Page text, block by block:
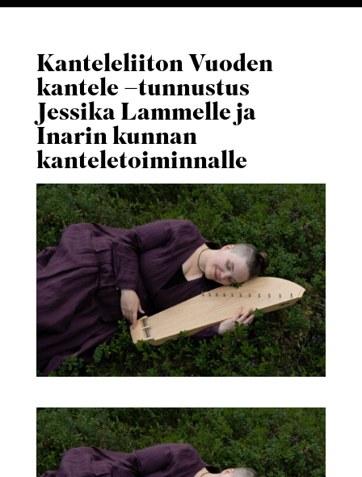
Kanteleliiton Vuoden
kantele –tunnustus
Jessika Lammelle ja
Inarin kunnan
kanteletoiminnalle